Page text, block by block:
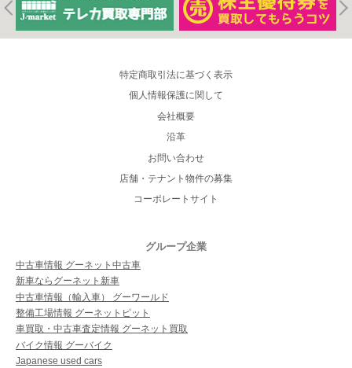
特定商取引法に基づく表示
個人情報保護に関して
会社概要
沿革
お問い合わせ
店舗・テナント物件の募集
コーポレートサイト
グループ企業
中古車情報 グーネット中古車
新車ならグーネット新車
中古車情報（輸入車） グーワールド
整備工場情報 グーネットピット
車買取・中古車査定情報 グーネット買取
バイク情報 グーバイク
Japanese used cars